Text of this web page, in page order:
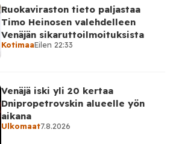
Ruokaviraston tieto paljastaa
Timo Heinosen valehdelleen
Venäjän sikaruttoilmoituksista
KotimaaEilen 22:33
Venäjä iski yli 20 kertaa
Dnipropetrovskin alueelle yön
aikana
Ulkomaat7.8.2026